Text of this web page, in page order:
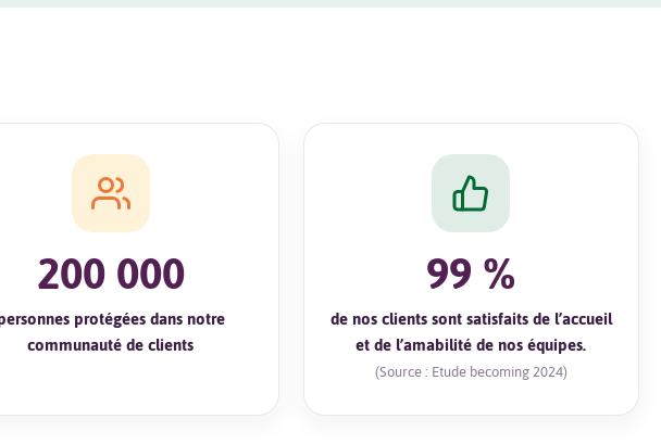
200 000
protégées dans notre
communauté de clients
99 %
de nos clients sont satisfaits de l’accueil
et de l’amabilité de nos équipes.
(Source : Etude becoming 2024)